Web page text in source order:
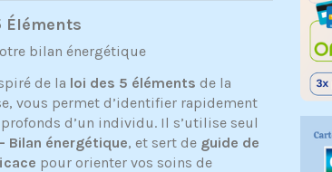
Éléments
bilan énergétique
de la loi des 5 éléments de la
vous permet d’identifier rapidement
d’un individu. Il s’utilise seul
Bilan énergétique, et sert de guide de
pour orienter vos soins de